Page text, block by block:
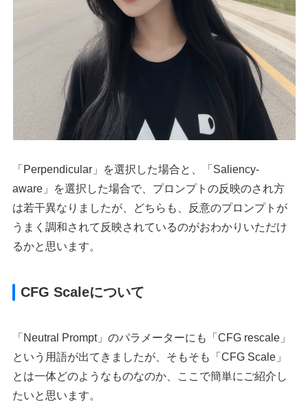
「Perpendicular」を選択した場合と、「Saliency-
aware」を選択した場合で、プロンプトの反映のされ方
は若干異なりましたが、どちらも、反意のプロンプトが
うまく調和されて反映されているのがおわかりいただけ
るかと思います。
CFG Scaleについて
「Neutral Prompt」のパラメーターにも「CFG rescale」
という用語が出てきましたが、そもそも「CFG Scale」
とは一体どのようなものなのか、ここで簡単にご紹介し
たいと思います。